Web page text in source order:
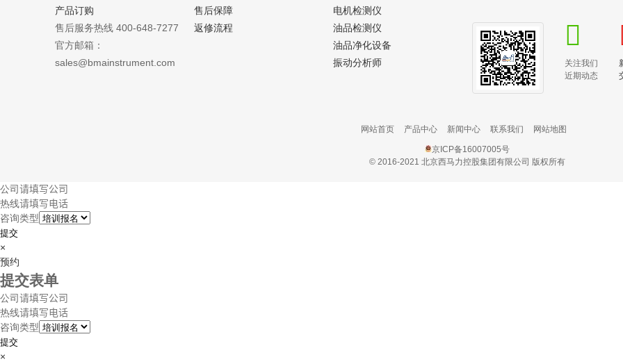
产品订购
售后服务热线 400-648-7277
官方邮箱：
sales@bmainstrument.com
售后保障
返修流程
电机检测仪
油品检测仪
油品净化设备
振动分析师
关注我们
近期动态
网站首页 产品中心 新闻中心 联系我们 网站地图
京ICP备16007005号
© 2016-2021 北京西马力控股集团有限公司 版权所有
公司
热线
咨询类型
提交
×
预约
提交表单
公司
热线
咨询类型
提交
×